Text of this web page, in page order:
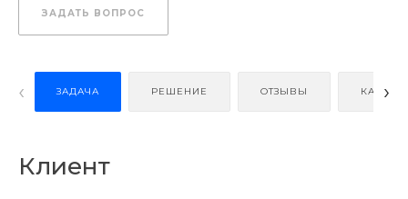
ЗАДАТЬ ВОПРОС
ЗАДАЧА РЕШЕНИЕ ОТЗЫВЫ КАК
‹ ›
Клиент